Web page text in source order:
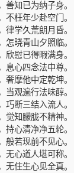
善知已为纳子身。
不枉年少赴空门。
律学久荒朗月昏。
怎晓青山夕照临。
欣慰已得暇满身。
息心四念法中尊。
奢摩他中定乾坤。
当观遍行法味醇。
巧断三结入流人。
觉知朦胧不精神。
持心清净净五轮。
般若现前不见心。
无心道人堪可称。
无住生心见全真。